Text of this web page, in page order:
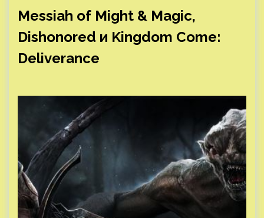
Messiah of Might & Magic,
Dishonored и Kingdom Come:
Deliverance